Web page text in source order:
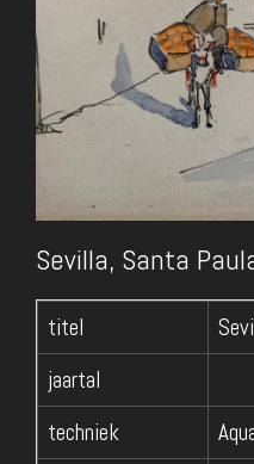
Sevilla, Santa
titel
jaartal
techniek